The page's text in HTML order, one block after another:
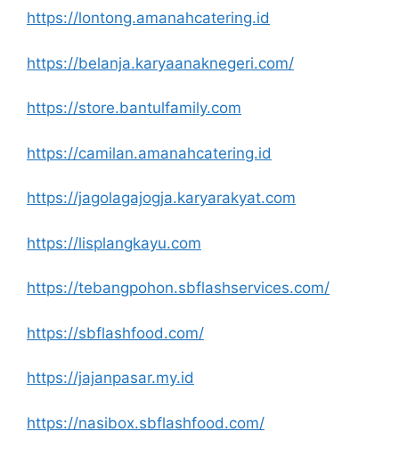
https://lontong.amanahcatering.id
https://belanja.karyaanaknegeri.com/
https://store.bantulfamily.com
https://camilan.amanahcatering.id
https://jagolagajogja.karyarakyat.com
https://lisplangkayu.com
https://tebangpohon.sbflashservices.com/
https://sbflashfood.com/
https://jajanpasar.my.id
https://nasibox.sbflashfood.com/